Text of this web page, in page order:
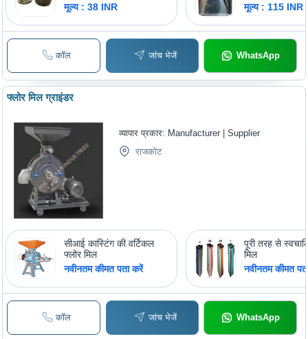
मूल्य : 38 INR मूल्य : 115 INR
कॉल जांच भेजें WhatsApp
फ्लोर मिल ग्राइंडर
व्यापार प्रकार: Manufacturer | Supplier
राजकोट
सीआई कास्टिंग की वर्टिकल
फ्लोर मिल
नवीनतम कीमत पता करें
पूरी तरह से
मिल
नवीनतम कीमत
कॉल जांच भेजें WhatsApp